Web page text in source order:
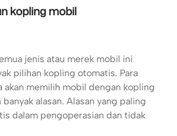
kopling mobil
jenis atau merek mobil ini
pilihan kopling otomatis. Para
akan memilih mobil dengan kopling
alasan. Alasan yang paling
dalam pengoperasian dan tidak